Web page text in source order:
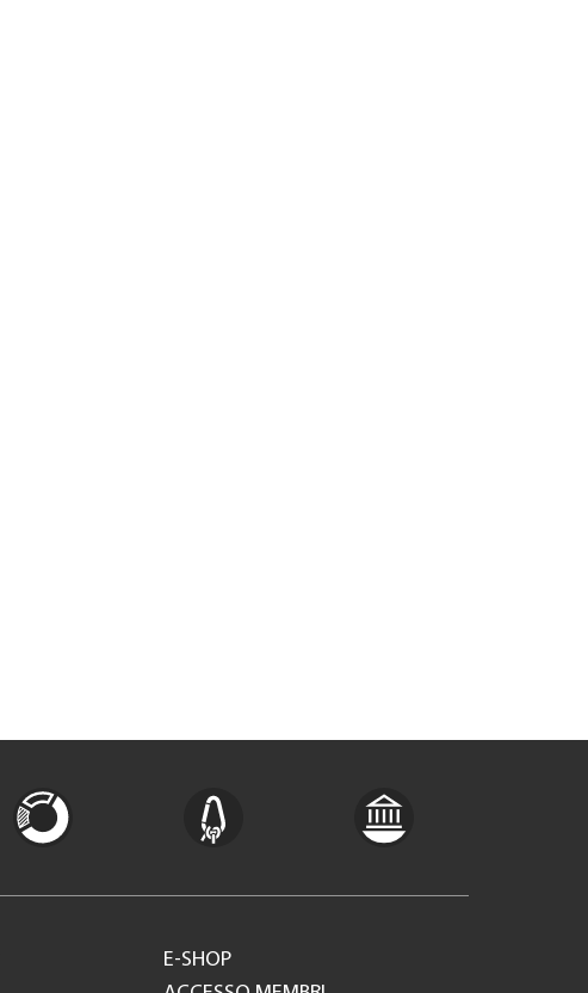
E-SHOP